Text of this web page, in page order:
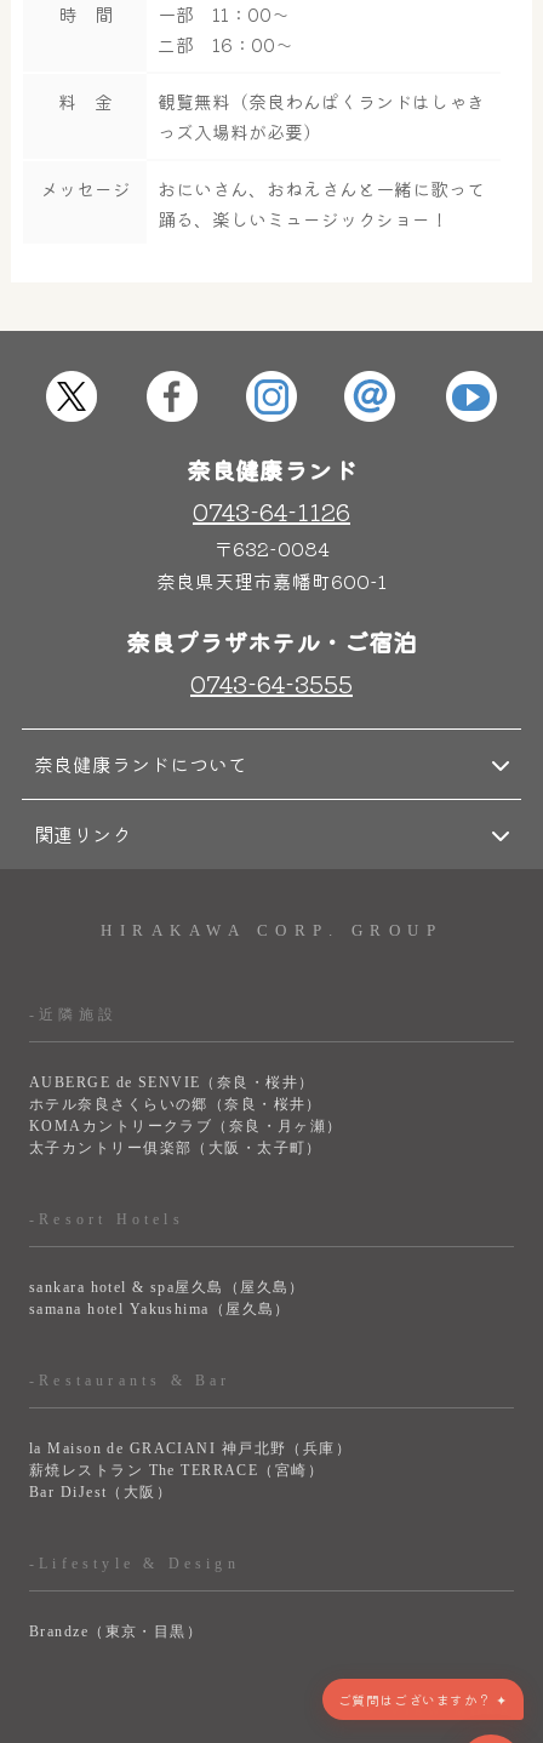
はしゃきっズ
時 間
一部 11：00～
二部 16：00～
料 金
観覧無料（奈良わんぱくランドはしゃき
っズ入場料が必要）
メッセージ
おにいさん、おねえさんと一緒に歌って
踊る、楽しいミュージックショー！
奈良健康ランド
0743-64-1126
〒632-0084
奈良県天理市嘉幡町600-1
奈良プラザホテル・ご宿泊
0743-64-3555
奈良健康ランドについて
関連リンク
HIRAKAWA CORP. GROUP
-近隣施設
AUBERGE de SENVIE（奈良・桜井）
ホテル奈良さくらいの郷（奈良・桜井）
KOMAカントリークラブ（奈良・月ヶ瀬）
太子カントリー俱楽部（大阪・太子町）
-Resort Hotels
sankara hotel & spa屋久島（屋久島）
samana hotel Yakushima（屋久島）
-Restaurants & Bar
la Maison de GRACIANI 神戸北野（兵庫）
薪焼レストラン The TERRACE（宮崎）
Bar DiJest（大阪）
-Lifestyle & Design
Brandze（東京・目黒）
> VIEW MORE